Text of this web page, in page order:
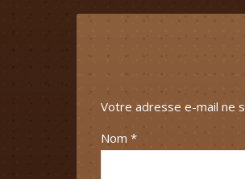
Votre adresse e-mail ne
Nom *